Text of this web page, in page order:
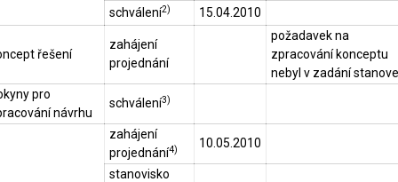
schválení2) 15.04.2010
řešení
zahájení
projednání
požadavek na
zpracování konceptu
nebyl v zadání
pro
návrhu
schválení3)
zahájení
projednání4) 10.05.2010
stanovisko